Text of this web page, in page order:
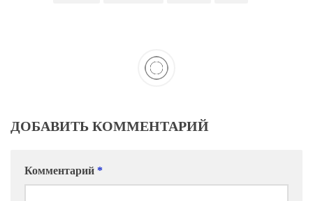
ДОБАВИТЬ КОММЕНТАРИЙ
Комментарий *